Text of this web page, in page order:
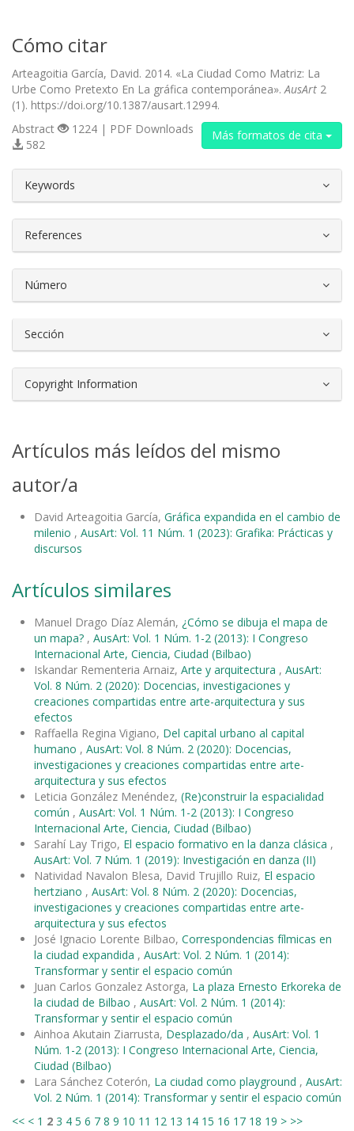
Cómo citar
Arteagoitia García, David. 2014. «La Ciudad Como Matriz: La
Urbe Como Pretexto En La gráfica contemporánea». AusArt 2
(1). https://doi.org/10.1387/ausart.12994.
Más formatos de cita
Abstract
1224 | PDF Downloads
582
Keywords
References
Número
Sección
Copyright Information
Artículos más leídos del mismo
autor/a
David Arteagoitia García, Gráfica expandida en el cambio de
milenio , AusArt: Vol. 11 Núm. 1 (2023): Grafika: Prácticas y
discursos
Artículos similares
Manuel Drago Díaz Alemán, ¿Cómo se dibuja el mapa de
un mapa? , AusArt: Vol. 1 Núm. 1-2 (2013): I Congreso
Internacional Arte, Ciencia, Ciudad (Bilbao)
Iskandar Rementeria Arnaiz, Arte y arquitectura , AusArt:
Vol. 8 Núm. 2 (2020): Docencias, investigaciones y
creaciones compartidas entre arte-arquitectura y sus
efectos
Raffaella Regina Vigiano, Del capital urbano al capital
humano , AusArt: Vol. 8 Núm. 2 (2020): Docencias,
investigaciones y creaciones compartidas entre arte-
arquitectura y sus efectos
Leticia González Menéndez, (Re)construir la espacialidad
común , AusArt: Vol. 1 Núm. 1-2 (2013): I Congreso
Internacional Arte, Ciencia, Ciudad (Bilbao)
Sarahí Lay Trigo, El espacio formativo en la danza clásica ,
AusArt: Vol. 7 Núm. 1 (2019): Investigación en danza (II)
Natividad Navalon Blesa, David Trujillo Ruiz, El espacio
hertziano , AusArt: Vol. 8 Núm. 2 (2020): Docencias,
investigaciones y creaciones compartidas entre arte-
arquitectura y sus efectos
José Ignacio Lorente Bilbao, Correspondencias fílmicas en
la ciudad expandida , AusArt: Vol. 2 Núm. 1 (2014):
Transformar y sentir el espacio común
Juan Carlos Gonzalez Astorga, La plaza Ernesto Erkoreka de
la ciudad de Bilbao , AusArt: Vol. 2 Núm. 1 (2014):
Transformar y sentir el espacio común
Ainhoa Akutain Ziarrusta, Desplazado/da , AusArt: Vol. 1
Núm. 1-2 (2013): I Congreso Internacional Arte, Ciencia,
Ciudad (Bilbao)
Lara Sánchez Coterón, La ciudad como playground , AusArt:
Vol. 2 Núm. 1 (2014): Transformar y sentir el espacio común
<< < 1 2 3 4 5 6 7 8 9 10 11 12 13 14 15 16 17 18 19 > >>